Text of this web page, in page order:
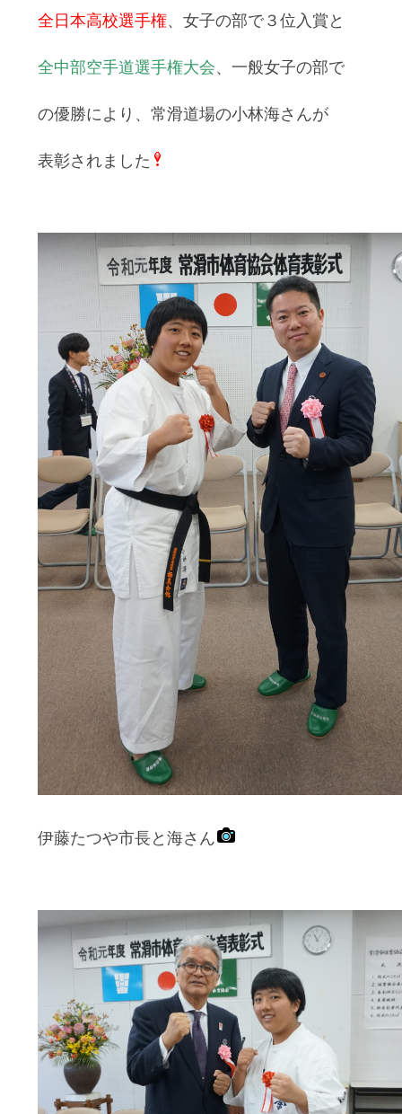
全日本高校選手権、女子の部で３位入賞と
全中部空手道選手権大会、一般女子の部で
の優勝により、常滑道場の小林海さんが
表彰されました
伊藤たつや市長と海さん